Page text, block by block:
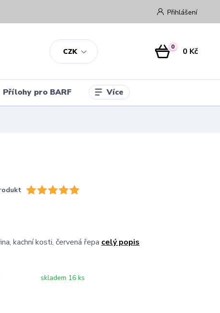
CZK
Přihlášení
0 0 Kč
Přílohy pro BARF Více
kachní kosti, červená řepa celý popis
skladem 16 ks